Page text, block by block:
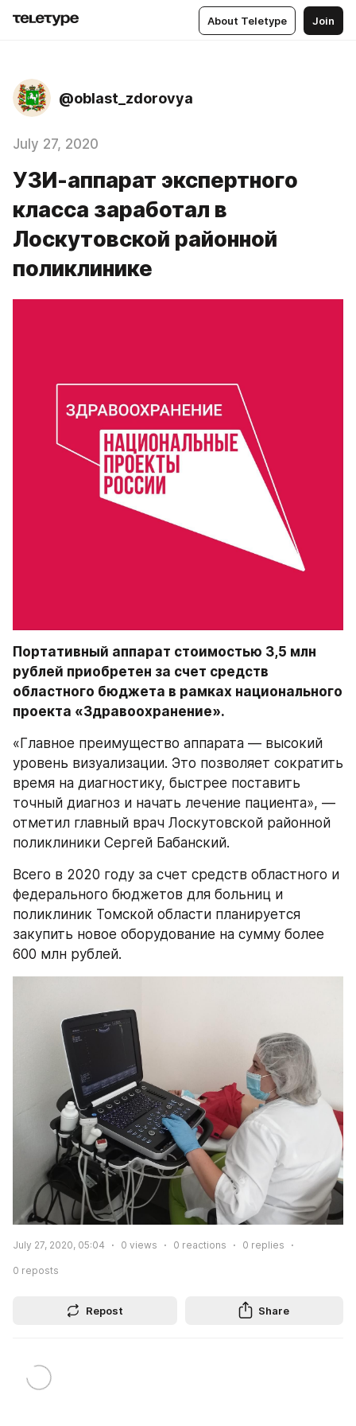
About Teletype Join
@oblast_zdorovya
July 27, 2020
УЗИ-аппарат экспертного
класса заработал в
Лоскутовской районной
поликлинике
Портативный аппарат стоимостью 3,5 млн
рублей приобретен за счет средств
областного бюджета в рамках национального
проекта «Здравоохранение».
«Главное преимущество аппарата — высокий
уровень визуализации. Это позволяет сократить
время на диагностику, быстрее поставить
точный диагноз и начать лечение пациента», —
отметил главный врач Лоскутовской районной
поликлиники Сергей Бабанский.
Всего в 2020 году за счет средств областного и
федерального бюджетов для больниц и
поликлиник Томской области планируется
закупить новое оборудование на сумму более
600 млн рублей.
July 27, 2020, 05:04 0 views 0 reactions 0 replies
0 reposts
Repost Share